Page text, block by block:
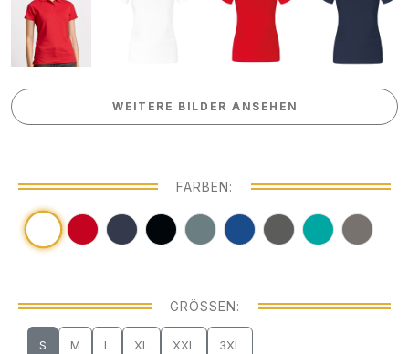
WEITERE BILDER ANSEHEN
WEITERE BILDER ANSEHEN
FARBEN:
GRÖSSEN:
S M L XL XXL 3XL